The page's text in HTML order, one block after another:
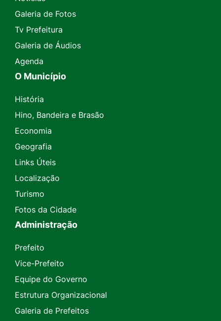
Galeria de Fotos
Tv Prefeitura
Galeria de Áudios
Agenda
O Município
História
Hino, Bandeira e Brasão
Economia
Geografia
Links Úteis
Localização
Turismo
Fotos da Cidade
Administração
Prefeito
Vice-Prefeito
Equipe do Governo
Estrutura Organizacional
Galeria de Prefeitos